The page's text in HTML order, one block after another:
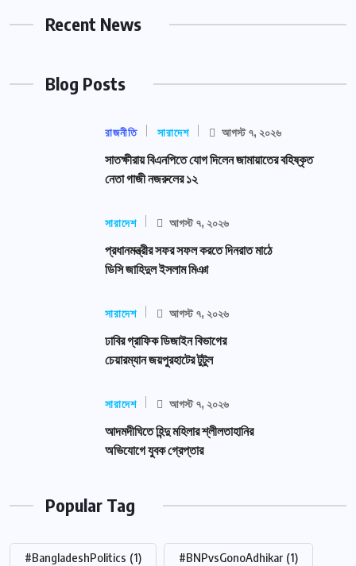
Recent News
Blog Posts
রাজনীতি সারাদেশ আগস্ট ৭, ২০২৬
সাতক্ষীরায় বিএনপিতে যোগ দিলেন জামায়াতের বহিষ্কৃত
নেতা গাজী নজরুলের ১২
সারাদেশ আগস্ট ৭, ২০২৬
প্রধানমন্ত্রীর সফর সফল করতে দিনরাত মাঠে
ডিসি জাহিদুল ইসলাম মিঞা
সারাদেশ আগস্ট ৭, ২০২৬
ঢাবির গ্রাফিক ডিজাইন বিভাগের
চেয়ারম্যান জয়পুরহাটের টুটুল
সারাদেশ আগস্ট ৭, ২০২৬
আদমদীঘিতে হিন্দু মহিলার শ্লীলতাহানির
অভিযোগে যুবক গ্রেপ্তার
Popular Tag
#BangladeshPolitics (1) #BNPvsGonoAdhikar (1)